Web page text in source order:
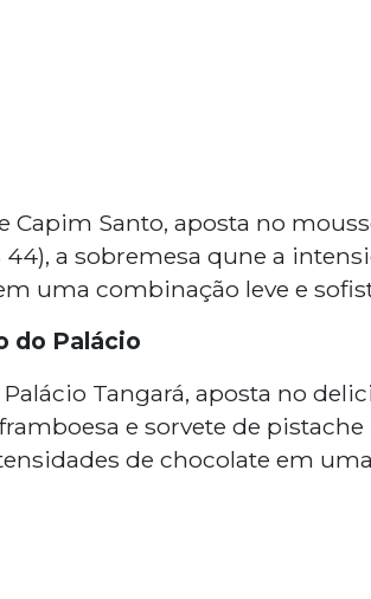
Capim Santo, aposta no
a sobremesa qune a
uma combinação leve e
do Palácio
Tangará, aposta no
e sorvete de pistache
de chocolate em